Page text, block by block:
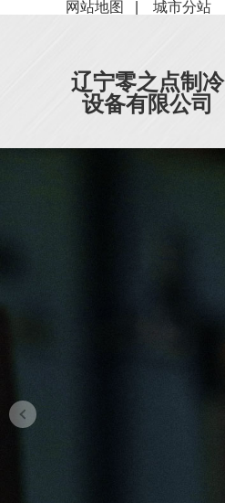
网站地图 城市分站
辽宁零之点制冷
设备有限公司